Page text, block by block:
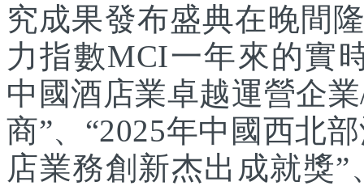
究成果發布盛典在晚間
力指數MCI一年來的實
中國酒店業卓越運營企
商”、“2025年中國西北
店業務創新杰出成就獎